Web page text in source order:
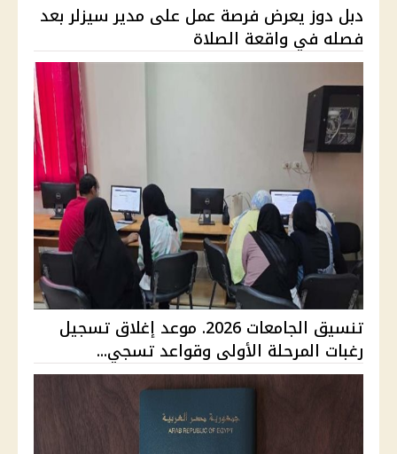
دبل دوز يعرض فرصة عمل على مدير سيزلر بعد
فصله في واقعة الصلاة
تنسيق الجامعات 2026. موعد إغلاق تسجيل
رغبات المرحلة الأولى وقواعد تسجي...